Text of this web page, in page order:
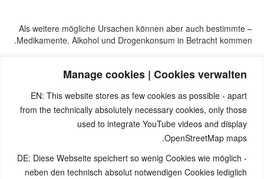
Manage cookies | Cookies verwalten
EN: This website stores as few cookies as possible - apart
from the technically absolutely necessary cookies, only those
used to integrate YouTube videos and display
OpenStreetMap maps.
DE: Diese Webseite speichert so wenig Cookies wie möglich -
neben den technisch absolut notwendigen Cookies lediglich
– Als weitere mögliche Ursachen können aber auch bestimmte
Medikamente, Alkohol und Drogenkonsum in Betracht kommen.
Seminare von Nicolas Barro, nicolasbarro.de
Internetseite www.5bn.de.
David Münnich, “Das System der 5 Biologischen Naturgesetze”
Band 1
ClaudioTrupiano, ital. Jurist und 5BN-Therapeut “Danke Doktor
Hamer”
Zur Einführung: Simona Cella, Marco Pfister, “Krankheit ist
etwas anderes”, Einführungsbüchlein zu den fünf biologischen